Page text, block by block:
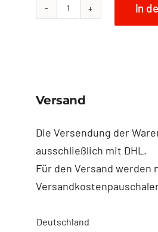
NO
-
In
Versand
Die Versendung der
ausschließlich mit DHL.
Für den Versand werden
Deutschland